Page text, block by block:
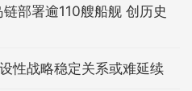
部署逾110艘船舰 创历史
性战略稳定关系或难延续